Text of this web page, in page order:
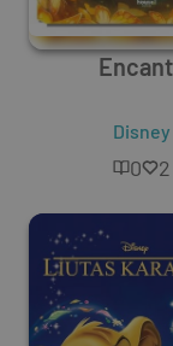
Disney
0 2